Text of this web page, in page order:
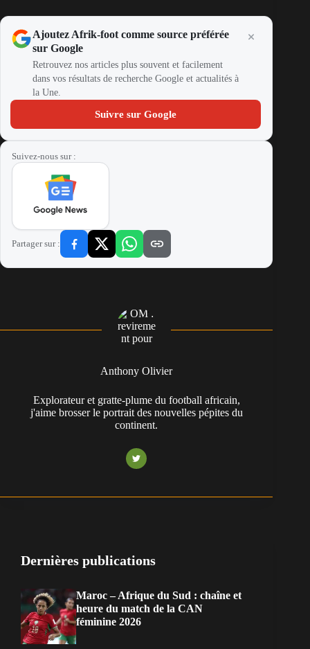
Ajoutez Afrik-foot comme source préférée
sur Google
Retrouvez nos articles plus souvent et facilement
dans vos résultats de recherche Google et actualités à
la Une.
Suivre sur Google
Suivez-nous sur :
Partager sur :
Anthony Olivier
Explorateur et gratte-plume du football africain,
j'aime brosser le portrait des nouvelles pépites du
continent.
Dernières publications
Maroc – Afrique du Sud : chaîne et
heure du match de la CAN
féminine 2026